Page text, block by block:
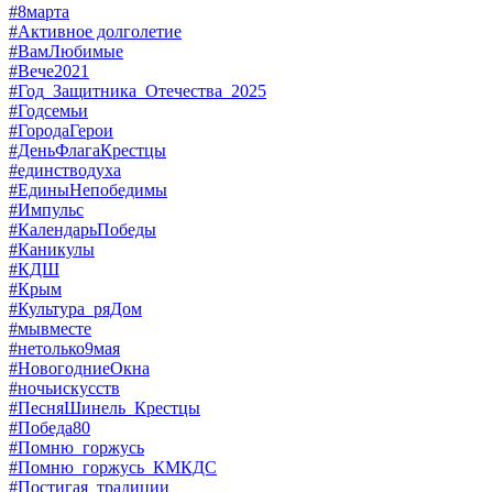
#8марта
#Активное долголетие
#ВамЛюбимые
#Вече2021
#Год_Защитника_Отечества_2025
#Годсемьи
#ГородаГерои
#ДеньФлагаКрестцы
#единстводуха
#ЕдиныНепобедимы
#Импульс
#КалендарьПобеды
#Каникулы
#КДШ
#Крым
#Культура_ряДом
#мывместе
#нетолько9мая
#НовогодниеОкна
#ночьискусств
#ПесняШинель_Крестцы
#Победа80
#Помню_горжусь
#Помню_горжусь_КМКДС
#Постигая_традиции